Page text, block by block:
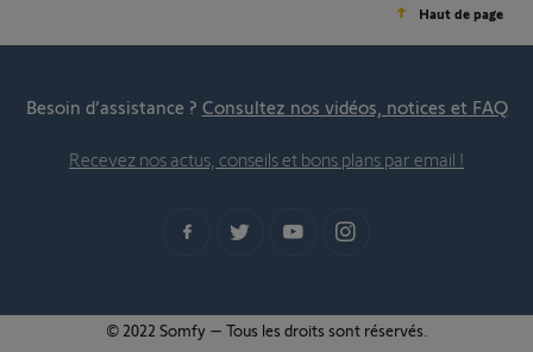
Haut de page
Besoin d’assistance ? Consultez nos vidéos, notices et FAQ
Recevez nos actus, conseils et bons plans par email !
© 2022 Somfy – Tous les droits sont réservés.